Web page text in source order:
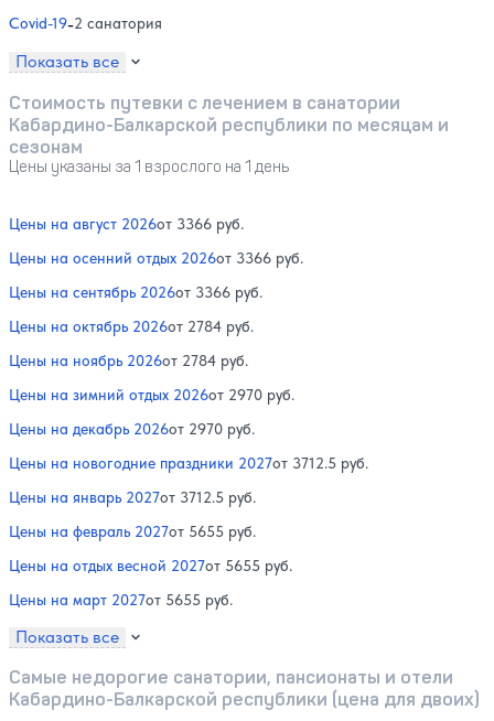
Covid-19-2 санатория
Показать все
Стоимость путевки с лечением в санатории
Кабардино-Балкарской республики по месяцам и
сезонам
Цены указаны за 1 взрослого на 1 день
Цены на август 2026от 3366 руб.
Цены на осенний отдых 2026от 3366 руб.
Цены на сентябрь 2026от 3366 руб.
Цены на октябрь 2026от 2784 руб.
Цены на ноябрь 2026от 2784 руб.
Цены на зимний отдых 2026от 2970 руб.
Цены на декабрь 2026от 2970 руб.
Цены на новогодние праздники 2027от 3712.5 руб.
Цены на январь 2027от 3712.5 руб.
Цены на февраль 2027от 5655 руб.
Цены на отдых весной 2027от 5655 руб.
Цены на март 2027от 5655 руб.
Показать все
Самые недорогие санатории, пансионаты и отели
Кабардино-Балкарской республики (цена для двоих)